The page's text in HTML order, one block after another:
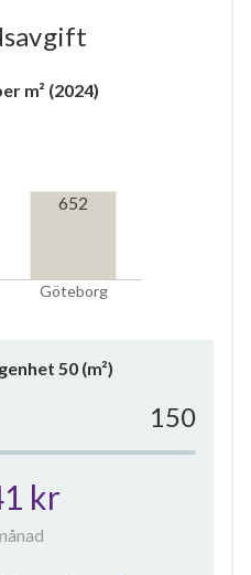
m² (2024)
Göteborg
652
50 (m²)
150
kr